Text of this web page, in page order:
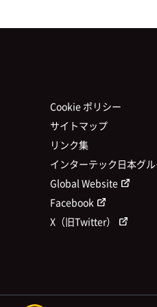
Cookie ポリシー
サイトマップ
リンク集
インターテック日本グ
Global Website
Facebook
X（旧Twitter）